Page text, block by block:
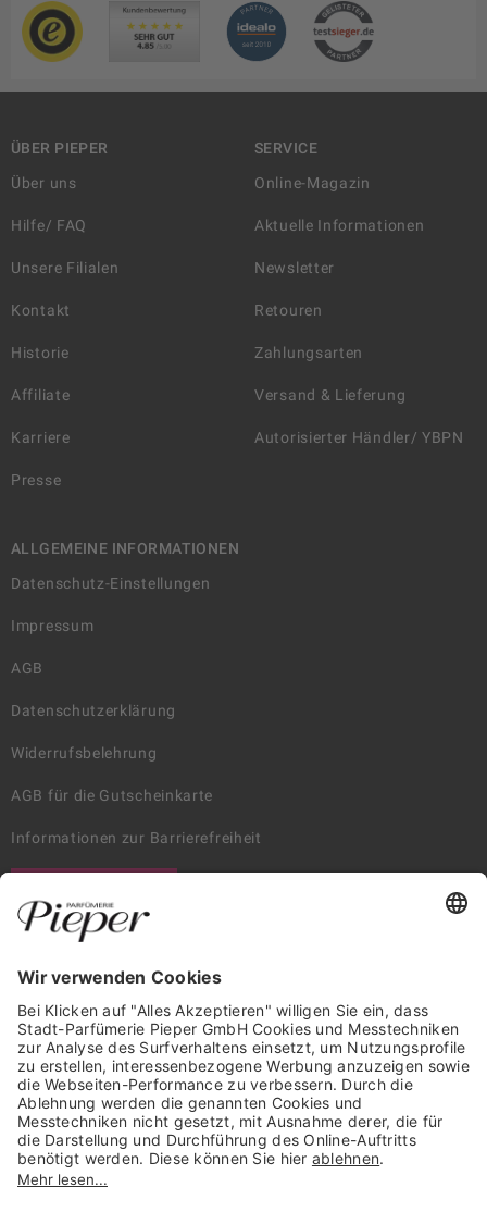
ÜBER PIEPER
Über uns
Hilfe/ FAQ
Unsere Filialen
Kontakt
Historie
Affiliate
Karriere
Presse
SERVICE
Online-Magazin
Aktuelle Informationen
Newsletter
Retouren
Zahlungsarten
Versand & Lieferung
Autorisierter Händler/ YBPN
ALLGEMEINE INFORMATIONEN
Datenschutz-Einstellungen
Impressum
AGB
Datenschutzerklärung
Widerrufsbelehrung
AGB für die Gutscheinkarte
Informationen zur Barrierefreiheit
Trusted Shops Mitglied seit 2010